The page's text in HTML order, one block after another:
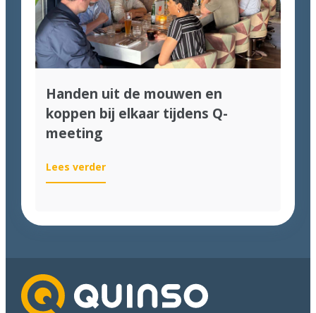
2026!
Handen uit de mouwen en
koppen bij elkaar tijdens Q-
meeting
Lees verder:
Handen
mouwen
elkaar
tijdens